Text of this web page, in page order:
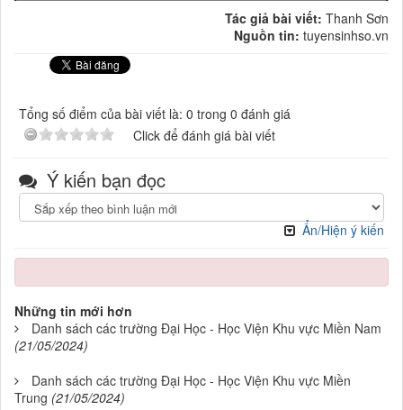
Tác giả bài viết: Thanh Sơn
Nguồn tin: tuyensinhso.vn
Tổng số điểm của bài viết là: 0 trong 0 đánh giá
Click để đánh giá bài viết
Ý kiến bạn đọc
Ẩn/Hiện ý kiến
Những tin mới hơn
Danh sách các trường Đại Học - Học Viện Khu vực Miền Nam
(21/05/2024)
Danh sách các trường Đại Học - Học Viện Khu vực Miền
Trung (21/05/2024)